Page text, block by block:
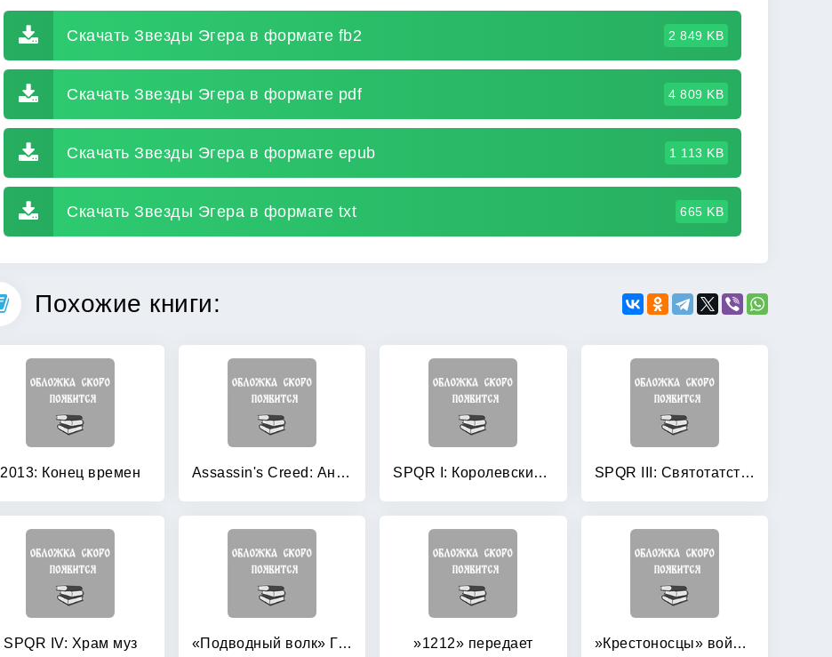
Скачать Звезды Эгера в формате fb2 2 849 KB
Скачать Звезды Эгера в формате pdf 4 809 KB
Скачать Звезды Эгера в формате epub 1 113 KB
Скачать Звезды Эгера в формате txt 665 KB
Похожие книги:
2013: Конец времен Assassin's Creed: Анкх Исиды SPQR I: Королевский гамбит SPQR III: Святотатство
SPQR IV: Храм муз «Подводный волк» Гитлера: Вода тверже стали »1212» передает »Крестоносцы» войны: В 2-х томах. Том 1